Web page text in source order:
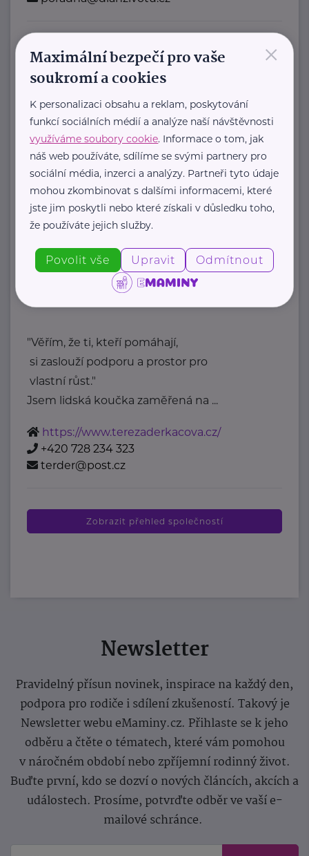
Rodinná síť
Klimentská 1246/1 Praha 1
Průvodce světem náhradní rodinné
péče v ČR
Portál Rodinná síť je přední
informační platforma zaměřená ...
https://rodinnasit.cz/
Tereza Derkačová
"Věřím, že ti, kteří pomáhají,
si zaslouží podporu a prostor pro
vlastní růst."
Jsem lidská koučka zaměřená na ...
https://www.terezaderkacova.cz/
+420 728 234 323
terder@post.cz
Zobrazit přehled společností
Newsletter
Pravidelný přísun novinek, inspirace na každý den,
podpora pro rodiče i sdílení zkušeností. Takový je
Newsletter webu eMaminy.cz. Přihlaste se k jeho
odběru a čtěte o tématech, které vám pomohou
v náročném období nebo zpříjemní rodinný život.
Buďte první, kdo se dozví o nových článcích, akcích a
událostech. Prosíme, potvrďte odběr ve vaší e-
mailové schránce.
×
Maximální bezpečí pro vaše
soukromí a cookies
K personalizaci obsahu a reklam, poskytování
funkcí sociálních médií a analýze naší návštěvnosti
využíváme soubory cookie. Informace o tom, jak
náš web používáte, sdílíme se svými partnery pro
sociální média, inzerci a analýzy. Partneři tyto údaje
mohou zkombinovat s dalšími informacemi, které
jste jim poskytli nebo které získali v důsledku toho,
že používáte jejich služby.
Povolit vše Upravit Odmítnout